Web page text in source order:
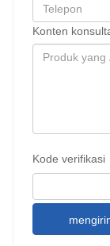
Konten
Kode verifikasi